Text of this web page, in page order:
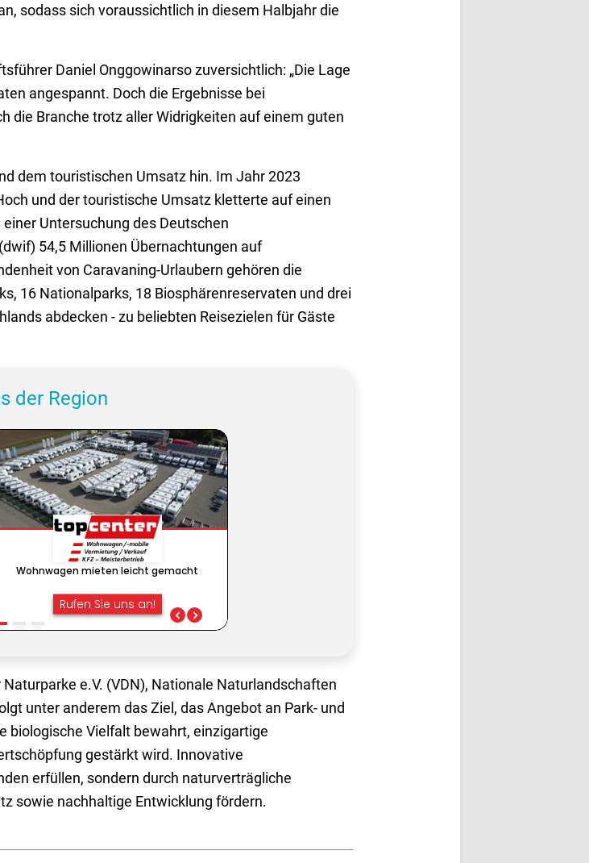
sodass sich voraussichtlich in diesem Halbjahr die
Daniel Onggowinarso zuversichtlich: „Die Lage
angespannt. Doch die Ergebnisse bei
die Branche trotz aller Widrigkeiten auf einem guten
dem touristischen Umsatz hin. Im Jahr 2023
und der touristische Umsatz kletterte auf einen
Untersuchung des Deutschen
54,5 Millionen Übernachtungen auf
von Caravaning-Urlaubern gehören die
16 Nationalparks, 18 Biosphärenreservaten und drei
abdecken - zu beliebten Reisezielen für Gäste
der Region
e.V. (VDN), Nationale Naturlandschaften
unter anderem das Ziel, das Angebot an Park- und
biologische Vielfalt bewahrt, einzigartige
gestärkt wird. Innovative
erfüllen, sondern durch naturverträgliche
sowie nachhaltige Entwicklung fördern.